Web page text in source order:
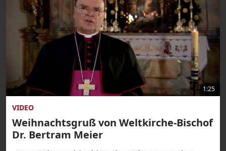
1:25
VIDEO
Weihnachtsgruß von Weltkirche-Bischof
Dr. Bertram Meier